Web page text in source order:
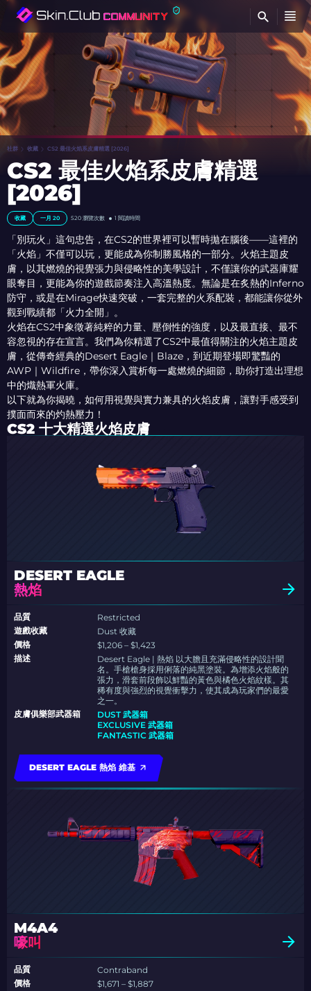
社群 收藏 CS2 最佳火焰系皮膚精選 [2026]
CS2 最佳火焰系皮膚精選
[2026]
收藏 一月 20 520 瀏覽次數 1 閱讀時間
「別玩火」這句忠告，在CS2的世界裡可以暫時拋在腦後——這裡的
「火焰」不僅可以玩，更能成為你制勝風格的一部分。火焰主題皮
膚，以其燃燒的視覺張力與侵略性的美學設計，不僅讓你的武器庫耀
眼奪目，更能為你的遊戲節奏注入高溫熱度。無論是在炙熱的Inferno
防守，或是在Mirage快速突破，一套完整的火系配裝，都能讓你從外
觀到戰績都「火力全開」。
火焰在CS2中象徵著純粹的力量、壓倒性的強度，以及最直接、最不
容忽視的存在宣言。我們為你精選了CS2中最值得關注的火焰主題皮
膚，從傳奇經典的Desert Eagle｜Blaze，到近期登場即驚豔的
AWP｜Wildfire，帶你深入賞析每一處燃燒的細節，助你打造出理想
中的熾熱軍火庫。
以下就為你揭曉，如何用視覺與實力兼具的火焰皮膚，讓對手感受到
撲面而來的灼熱壓力！
CS2 十大精選火焰皮膚
DESERT EAGLE
熱焰
品質
Restricted
遊戲收藏
Dust 收藏
價格
$1,206 – $1,423
描述
Desert Eagle | 熱焰 以大膽且充滿侵略性的設計聞
名。手槍槍身採用俐落的純黑塗裝。為增添火焰般的
張力，滑套前段飾以鮮豔的黃色與橘色火焰紋樣。其
稀有度與強烈的視覺衝擊力，使其成為玩家們的最愛
之一。
皮膚俱樂部武器箱
DUST 武器箱
EXCLUSIVE 武器箱
FANTASTIC 武器箱
DESERT EAGLE 熱焰 維基
M4A4
嚎叫
品質
Contraband
價格
$1,671 – $1,887